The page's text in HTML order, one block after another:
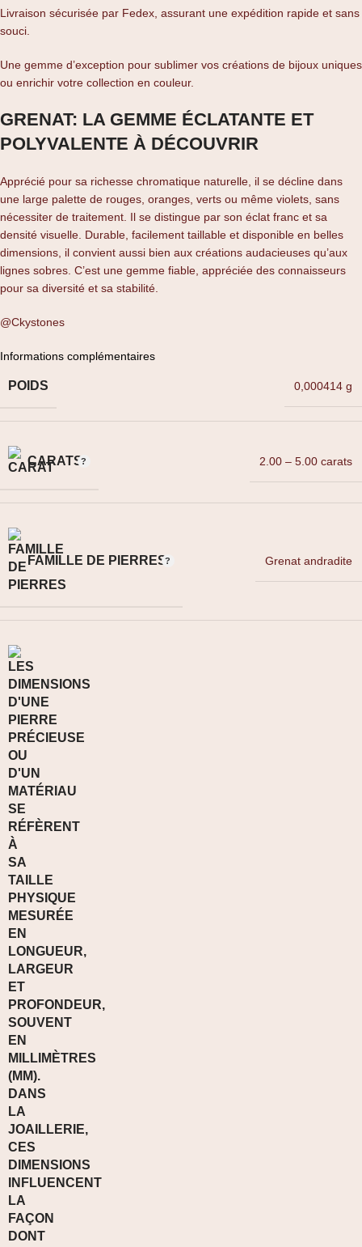
Livraison sécurisée par Fedex, assurant une expédition rapide et sans
souci.
Une gemme d’exception pour sublimer vos créations de bijoux uniques
ou enrichir votre collection en couleur.
GRENAT: LA GEMME ÉCLATANTE ET
POLYVALENTE À DÉCOUVRIR
Apprécié pour sa richesse chromatique naturelle, il se décline dans
une large palette de rouges, oranges, verts ou même violets, sans
nécessiter de traitement. Il se distingue par son éclat franc et sa
densité visuelle. Durable, facilement taillable et disponible en belles
dimensions, il convient aussi bien aux créations audacieuses qu’aux
lignes sobres. C’est une gemme fiable, appréciée des connaisseurs
pour sa diversité et sa stabilité.
@Ckystones
Informations complémentaires
POIDS 0,000414 g
CARATS 2.00 – 5.00 carats
FAMILLE DE PIERRES Grenat andradite